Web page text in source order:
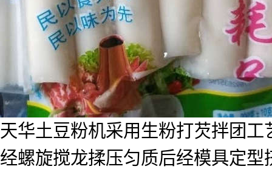
天华土豆粉机采用生粉打芡拌团
经螺旋搅龙揉压匀质后经模具定